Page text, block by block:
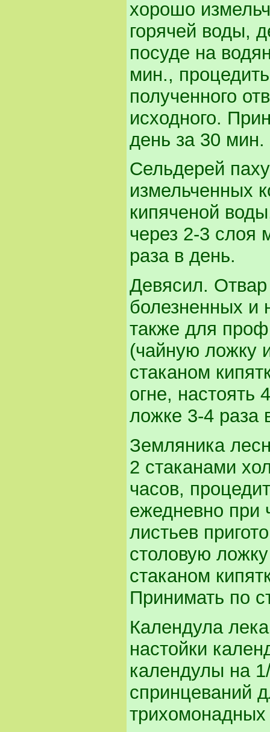
хорошо
горячей воды,
посуде на
мин.,
полученного
исходного.
день за 30
Сельдерей
измельченных
кипяченой
через 2-3 слоя
раза в день.
Девясил.
болезненных и
также для
(чайную ложку
стаканом
огне, настоять
ложке 3-4 раза
Земляника
2 стаканами
часов,
ежедневно при
листьев
столовую
стаканом
Принимать по
Календула
настойки
календулы на
спринцеваний